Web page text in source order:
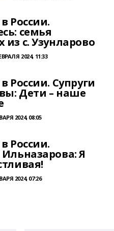
России.
семья
с. Узунларово
2024, 11:33
России. Супруги
Дети – наше
2024, 08:05
России.
Ильназарова: Я
2024, 07:26